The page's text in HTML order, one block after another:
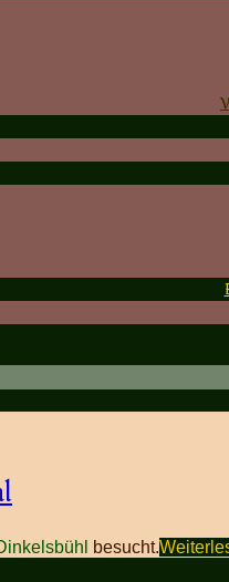
besucht.